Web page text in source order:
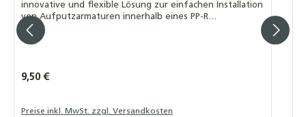
innovative und flexible Lösung zur einfachen Installation
von Aufputzarmaturen innerhalb eines PP-R
Rohrleitungssystems
Regulärer Preis:
9,50 €
Preise inkl. MwSt. zzgl. Versandkosten